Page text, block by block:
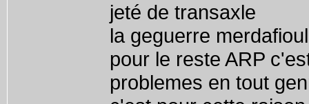
jeté de transaxle
la geguerre
pour le reste ARP
problemes en tout